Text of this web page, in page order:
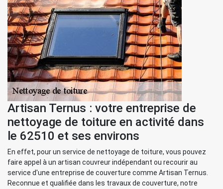
Artisan Ternus : votre entreprise de
nettoyage de toiture en activité dans
le 62510 et ses environs
En effet, pour un service de nettoyage de toiture, vous pouvez
faire appel à un artisan couvreur indépendant ou recourir au
service d'une entreprise de couverture comme Artisan Ternus.
Reconnue et qualifiée dans les travaux de couverture, notre